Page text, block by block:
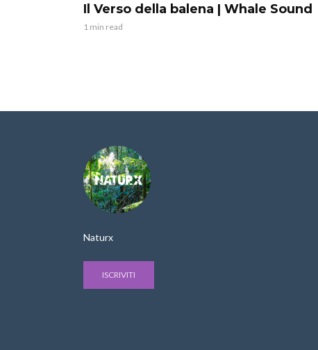
Il Verso della balena | Whale Sound
1 min read
Naturx
ISCRIVITI